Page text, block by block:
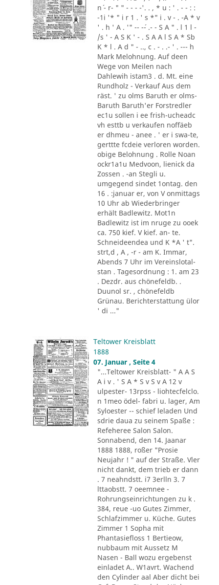
n´ - r- " " - - - -'. . , * u : ' . - - : :
-1i '* " i r 1 . ' s *" i . v - . -A * v
' . h ' A . '" -- -´- .- - S A " . l 1 l -
/s ' - A S K ' - . S A A l S A * Sb
K * l . A d " - .., c . - . .- ' . --- h
Mark Melohnung. Auf deen
Wege von Meilen nach
Dahlewih istam3 . d. Mt. eine
Rundholz - Verkauf Aus dem
räst. ' zu olms Baruth er olms-
Baruth Baruth'er Forstredler
ec1u sollen i ee frish-ucheadc
vh esttb u verkaufen noffäeb
er dhmeu - anee . ' er i swa-te,
gerttte fcdeie verloren worden.
obige Belohnung . Rolle Noan
ockr1a1u Medvoon, lienick da
Zossen . -an Stegli u.
umgegend sindet 1ontag. den
16 . :januar er, von V onmittags
10 Uhr ab Wiederbringer
erhält Badlewitz. Mot1n
Badlewitz ist im nruge zu ooek
ca. 750 kief. V kief. an- te.
Schneideendea und K *A ' t".
strt,d , A , -r - am K. Immar,
Abends 7 Uhr im Vereinslotal-
stan . Tagesordnung : 1. am 23
. Dezdr. aus chönefeldb. .
Duunol sr. , chönefeldb
Grünau. Berichterstattung ülor
' di ..."
Teltower Kreisblatt
1888
07. Januar , Seite 4
"...Teltower Kreisblatt- " A A S
A i v . ' S A * S v S v A 12 v
ulpester- 13rpss - liohtecfelclo.
n 1meo ödel- fabri u. lager, Am
Syloester -- schief leladen Und
sdrie daua zu seinem Spaße :
Refeheree Salon Salon.
Sonnabend, den 14. Jaanar
1888 1888, roßer "Prosie
Neujahr ! " auf der Straße. Vler
nicht dankt, dem trieb er dann
. 7 neahndstt. i7 3erlln 3. 7
lttaobstt. 7 oeemnee -
Rohrungseinrichtungen zu k .
384, reue -uo Gutes Zimmer,
Schlafzimmer u. Küche. Gutes
Zimmer 1 Sopha mit
Phantasiefloss 1 Bertieow,
nubbaum mit Aussetz M
Nasen - Ball wozu ergebenst
einladet A.. W1avrt. Wachend
den Cylinder aal Aber dicht bei